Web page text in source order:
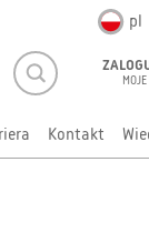
pl
Kontakt